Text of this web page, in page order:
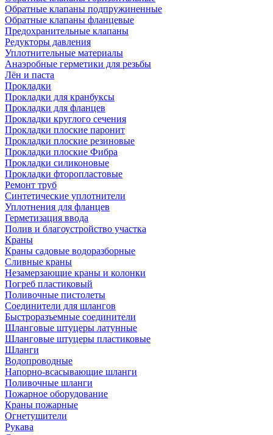
Обратные клапаны подпружиненные
Обратные клапаны фланцевые
Предохранительные клапаны
Редукторы давления
Уплотнительные материалы
Анаэробные герметики для резьбы
Лён и паста
Прокладки
Прокладки для кранбуксы
Прокладки для фланцев
Прокладки круглого сечения
Прокладки плоские паронит
Прокладки плоские резиновые
Прокладки плоские Фибра
Прокладки силиконовые
Прокладки фторопластовые
Ремонт труб
Синтетические уплотнители
Уплотнения для фланцев
Герметизация ввода
Полив и благоустройство участка
Краны
Краны садовые водоразборные
Сливные краны
Незамерзающие краны и колонки
Погреб пластиковый
Поливочные пистолеты
Соединители для шлангов
Быстроразъемные соединители
Шланговые штуцеры латунные
Шланговые штуцеры пластиковые
Шланги
Водопроводные
Напорно-всасывающие шланги
Поливочные шланги
Пожарное оборудование
Краны пожарные
Огнетушители
Рукава